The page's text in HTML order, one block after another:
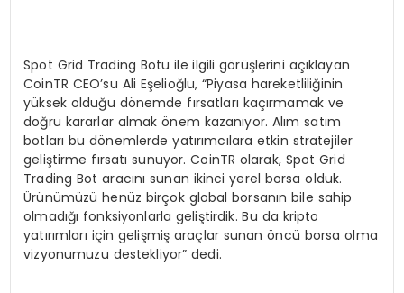
Spot Grid Trading Botu ile ilgili görüşlerini açıklayan
CoinTR CEO’su Ali Eşelioğlu, “Piyasa hareketliliğinin
yüksek olduğu dönemde fırsatları kaçırmamak ve
doğru kararlar almak önem kazanıyor. Alım satım
botları bu dönemlerde yatırımcılara etkin stratejiler
geliştirme fırsatı sunuyor. CoinTR olarak, Spot Grid
Trading Bot aracını sunan ikinci yerel borsa olduk.
Ürünümüzü henüz birçok global borsanın bile sahip
olmadığı fonksiyonlarla geliştirdik. Bu da kripto
yatırımları için gelişmiş araçlar sunan öncü borsa olma
vizyonumuzu destekliyor” dedi.